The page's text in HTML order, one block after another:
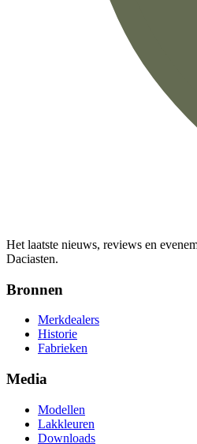
Het laatste nieuws, reviews en
Daciasten.
Bronnen
Merkdealers
Historie
Fabrieken
Media
Modellen
Lakkleuren
Downloads